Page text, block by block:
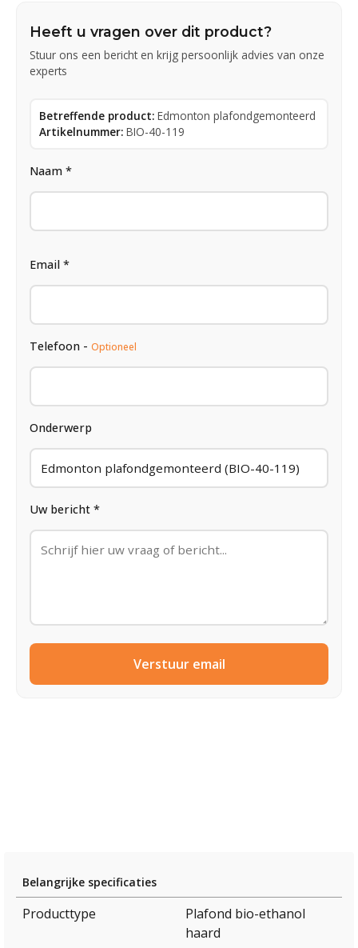
Heeft u vragen over dit product?
Stuur ons een bericht en krijg persoonlijk advies van onze
experts
Betreffende product: Edmonton plafondgemonteerd
Artikelnummer: BIO-40-119
Naam *
Email *
Telefoon - Optioneel
Onderwerp
Uw bericht *
Verstuur email
Belangrijke specificaties
Producttype
Plafond bio-ethanol
haard